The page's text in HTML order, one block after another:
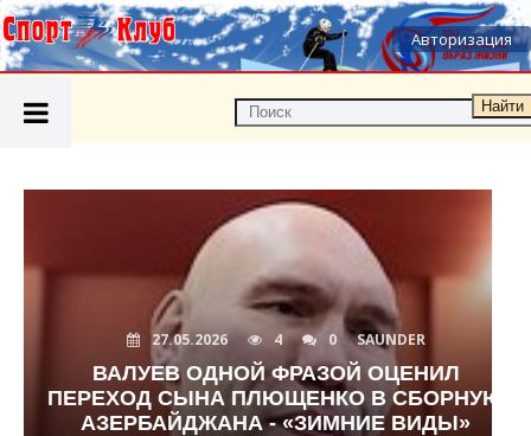
Авторизация
Найти
27.05.2026 4 0 SAUNDER
ВАЛУЕВ ОДНОЙ ФРАЗОЙ ОЦЕНИЛ
ПЕРЕХОД СЫНА ПЛЮЩЕНКО В СБОРНУЮ
АЗЕРБАЙДЖАНА - «ЗИМНИЕ ВИДЫ»